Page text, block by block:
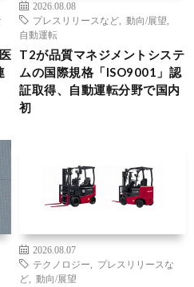
2026.08.08
プレスリリースなど
動向/展望
自動運転
T2が品質マネジメントシステ
ムの国際規格「ISO9001」認
証取得、自動運転分野で国内
初
2026.08.07
テクノロジー
プレスリリースな
ど
動向/展望